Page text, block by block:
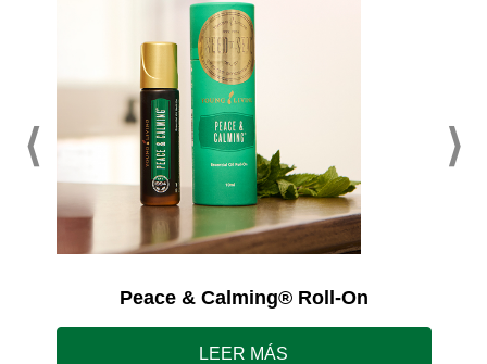
Peace & Calming® Roll-On
LEER MÁS